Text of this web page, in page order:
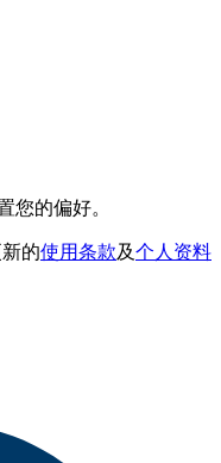
您的偏好。
的使用条款及个人资料